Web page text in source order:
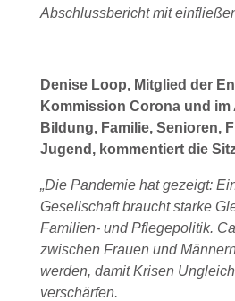
Abschlussbericht mit
Denise Loop, Mitglied der
Kommission Corona und
Bildung, Familie, Senioren,
Jugend, kommentiert die
„Die Pandemie hat gezeigt:
Gesellschaft braucht starke
Familien- und Pflegepolitik.
zwischen Frauen und
werden, damit Krisen
verschärfen.